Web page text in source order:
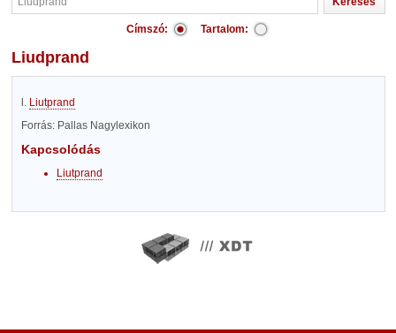
Címszó: Tartalom:
Liudprand
l. Liutprand
Forrás: Pallas Nagylexikon
Kapcsolódás
Liutprand